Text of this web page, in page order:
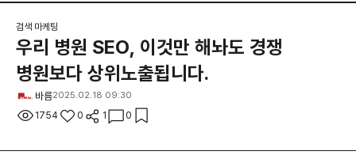
검색 마케팅
우리 병원 SEO, 이것만 해놔도 경쟁
병원보다 상위노출됩니다.
바름2025.02.18 09:30
1754 0 1 0